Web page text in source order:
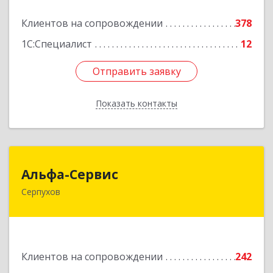
Клиентов на сопровождении
378
1С:Специалист
12
Отправить заявку
Показать контакты
Отправить заявку
Назад
Альфа-Сервис
Серпухов
Клиентов на сопровождении
242